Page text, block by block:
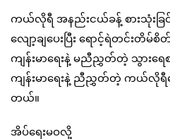
ကယ်လိုရီ အနည်းငယ်ခန့် စားသုံးခြ
လျော့ချပေးပြီး ရောင့်ရဲတင်းတိမ်
ကျန်းမာရေးနဲ့ မညီညွှတ်တဲ့ သွားရေစ
ကျန်းမာရေးနဲ့ ညီညွှတ်တဲ့ ကယ်လိုရီဓ
တယ်။
အိပ်ရေးမဝလို့